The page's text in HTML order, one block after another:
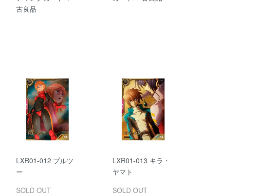
古良品
LXR01-012 プルツ
ー
SOLD OUT
LXR01-013 キラ・
ヤマト
SOLD OUT